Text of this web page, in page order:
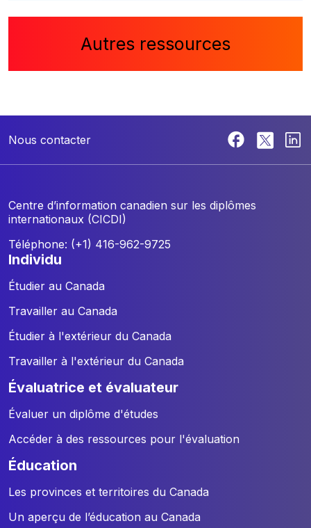
Autres ressources
Nous contacter
Centre d’information canadien sur les diplômes
internationaux (CICDI)
Téléphone: (+1) 416-962-9725
individu
Étudier au Canada
Travailler au Canada
Étudier à l'extérieur du Canada
Travailler à l'extérieur du Canada
évaluatrice et évaluateur
Évaluer un diplôme d'études
Accéder à des ressources pour l'évaluation
éducation
Les provinces et territoires du Canada
Un aperçu de l’éducation au Canada